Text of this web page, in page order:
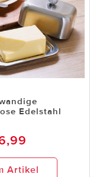
Edelstahl
Artikel